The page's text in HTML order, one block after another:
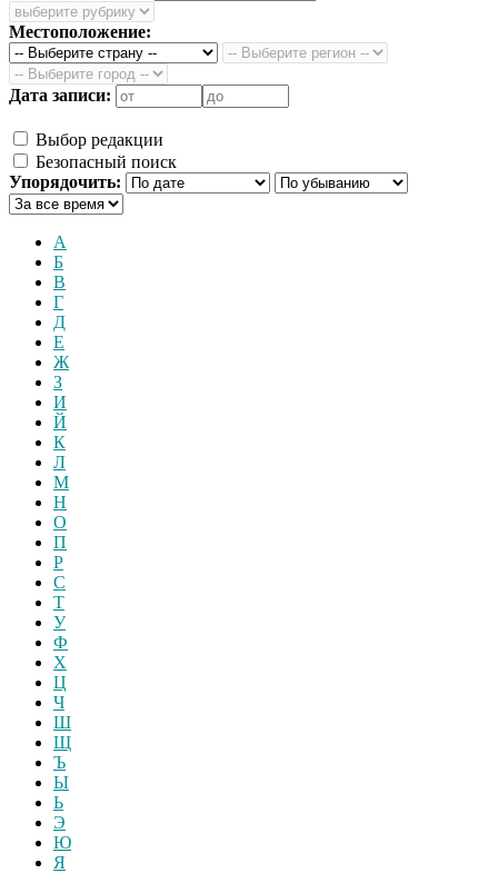
Местоположение:
Дата записи:
Выбор редакции
Безопасный поиск
Упорядочить:
А
Б
В
Г
Д
Е
Ж
З
И
Й
К
Л
М
Н
О
П
Р
С
Т
У
Ф
Х
Ц
Ч
Ш
Щ
Ъ
Ы
Ь
Э
Ю
Я